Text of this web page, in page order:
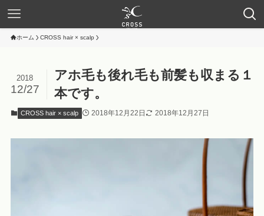
ホーム CROSS hair × scalp
アホ毛も後れ毛も前髪も収まる１
本です。
2018
12/27
CROSS hair × scalp 2018年12月22日 2018年12月27日